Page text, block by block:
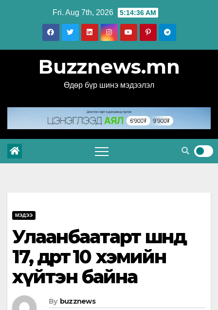
Fri. Aug 7th, 2026 5:14:37 AM
Buzznews.mn
Өдөр бүр шинэ мэдээлэл
МЭДЭЭ
Улаанбаатарт шөндөө
17, өдөртөө 10 хэмийн
хүйтэн байна
By buzznews